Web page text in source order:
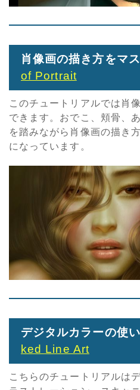
肖像画の描き方をマ
of Portrait
このチュートリアルでは肖
できます。おでこ、頬骨、
を踏みながら肖像画の描き
になっています。
デジタルカラーの使
ked Line Art
こちらのチュートリアルは